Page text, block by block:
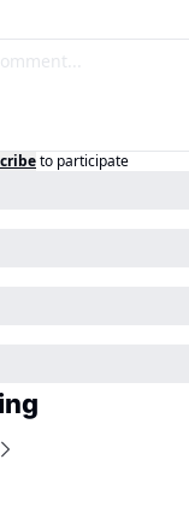
to participate